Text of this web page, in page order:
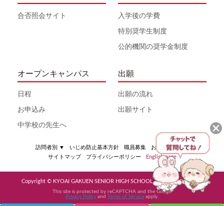
合否照会サイト 入学後の学費
特別奨学生制度
公的機関の奨学金制度
オープンキャンパス
日程
お申込み
中学校の先生へ
出願
出願の流れ
出願サイト
訪問者別 ▼ いじめ防止基本方針 職員募集
お問い合わせ
サイトマップ
プライバシーポリシー English page
Copyright © KYOAI GAKUEN SENIOR HIGH SCHOOL All Rights Reserved
This site is protected by reCAPTCHA and the Google
Privacy Policy and Terms of Service apply.